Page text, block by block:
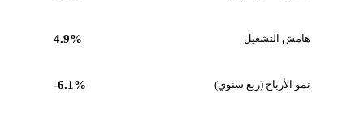
هامش التشغيل 4.9%
نمو الأرباح (ربع سنوي) -6.1%